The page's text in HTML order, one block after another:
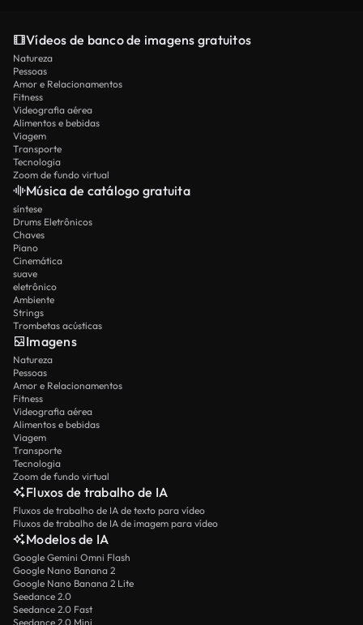
Vídeos de banco de imagens gratuitos
Natureza
Pessoas
Amor e Relacionamentos
Fitness
Videografia aérea
Alimentos e bebidas
Viagem
Transporte
Tecnologia
Zoom de fundo virtual
Música de catálogo gratuita
síntese
Drums Eletrônicos
Chaves
Piano
Cinemática
suave
eletrônico
Ambiente
Strings
Trombetas acústicas
Imagens
Natureza
Pessoas
Amor e Relacionamentos
Fitness
Videografia aérea
Alimentos e bebidas
Viagem
Transporte
Tecnologia
Zoom de fundo virtual
Fluxos de trabalho de IA
Fluxos de trabalho de IA de texto para vídeo
Fluxos de trabalho de IA de imagem para vídeo
Modelos de IA
Google Gemini Omni Flash
Google Nano Banana 2
Google Nano Banana 2 Lite
Seedance 2.0
Seedance 2.0 Fast
Seedance 2.0 Mini